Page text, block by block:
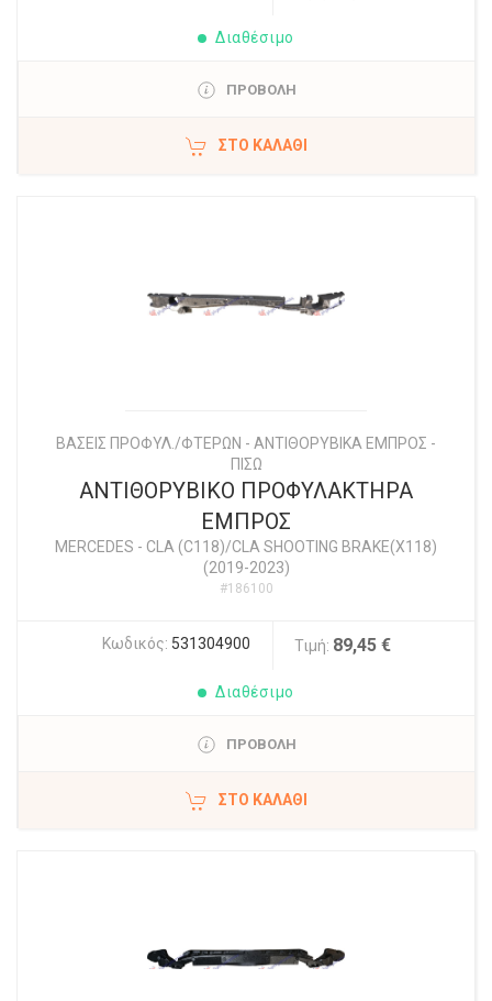
Διαθέσιμο
ΠΡΟΒΟΛΗ
ΣΤΟ ΚΑΛΆΘΙ
ΒΑΣΕΙΣ ΠΡΟΦΥΛ./ΦΤΕΡΩΝ - ΑΝΤΙΘΟΡΥΒΙΚΑ ΕΜΠΡΟΣ -
ΠΙΣΩ
ΑΝΤΙΘΟΡΥΒΙΚΟ ΠΡΟΦΥΛΑΚΤΗΡΑ
ΕΜΠΡΟΣ
MERCEDES - CLA (C118)/CLA SHOOTING BRAKE(X118)
(2019-2023)
#186100
Κωδικός: 531304900 Τιμή: 89,45 €
Διαθέσιμο
ΠΡΟΒΟΛΗ
ΣΤΟ ΚΑΛΆΘΙ